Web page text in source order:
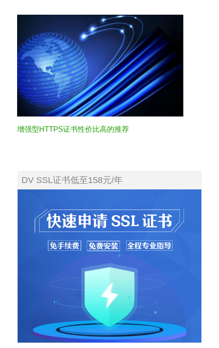
增强型HTTPS证书性价比高的推荐
DV SSL证书低至158元/年